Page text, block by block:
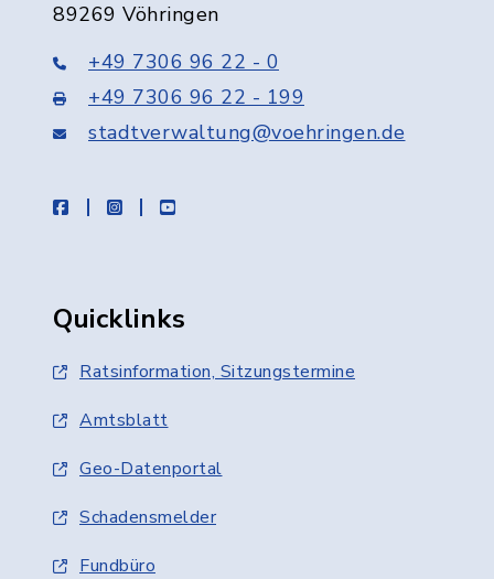
89269 Vöhringen
+49 7306 96 22 - 0
+49 7306 96 22 - 199
stadtverwaltung@voehringen.de
facebookinstagramyoutube
Quicklinks
Ratsinformation, Sitzungstermine
Amtsblatt
Geo-Datenportal
Schadensmelder
Fundbüro